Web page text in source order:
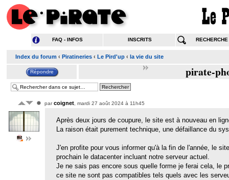
FAQ - INFOS INSCRITS RECHERCHE
Index du forum ‹ Piratineries ‹ Le Pird'up ‹ la vie du site
pirate-
parcoignet , mardi 27 août 2024 à 11h45
Après deux jours de coupure, le site est à nouveau en
La raison était purement technique, une défaillance du
J'en profite pour vous informer qu'à la fin de l'année, le
prochain le datacenter incluant notre serveur actuel.
Je ne sais pas encore sous quelle forme je ferai cela, le
ce site ne sont pas compatibles tels quels avec les